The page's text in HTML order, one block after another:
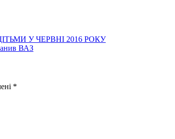
У ЧЕРВНІ 2016 РОКУ
ВАЗ
*